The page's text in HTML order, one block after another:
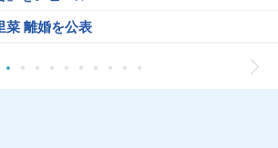
菜 離婚を公表